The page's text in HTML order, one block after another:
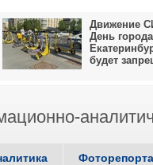
Движение
День города
будет